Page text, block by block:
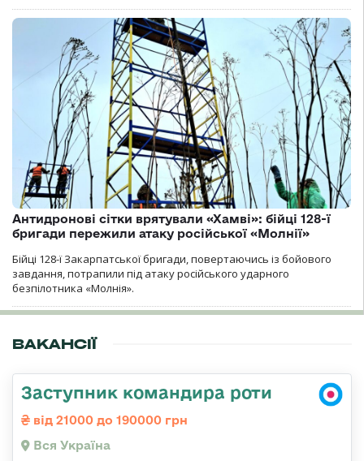
Антидронові сітки врятували «Хамві»: бійці 128-ї
бригади пережили атаку російської «Молнії»
Бійці 128-ї Закарпатської бригади, повертаючись із бойового
завдання, потрапили під атаку російського ударного
безпілотника «Молнія».
ВАКАНСІЇ
Заступник командира роти
від 21000 до 190000 грн
Вся Україна